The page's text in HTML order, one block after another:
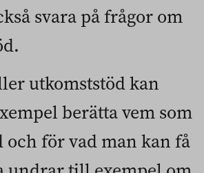
svara på frågor om
utkomststöd kan
berätta vem som
och för vad man kan få